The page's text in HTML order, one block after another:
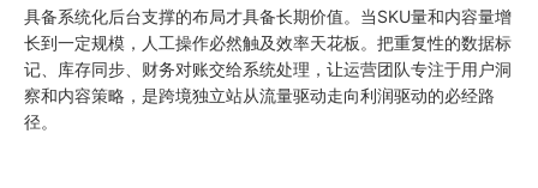
具备系统化后台支撑的布局才具备长期价值。当SKU量和内容量增
长到一定规模，人工操作必然触及效率天花板。把重复性的数据标
记、库存同步、财务对账交给系统处理，让运营团队专注于用户洞
察和内容策略，是跨境独立站从流量驱动走向利润驱动的必经路
径。